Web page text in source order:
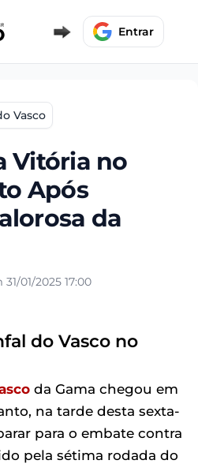
Entrar
Vasco
Vitória no
Após
da
01/2025 17:00
do Vasco no
da Gama chegou em
na tarde desta sexta-
para o embate contra
pela sétima rodada do